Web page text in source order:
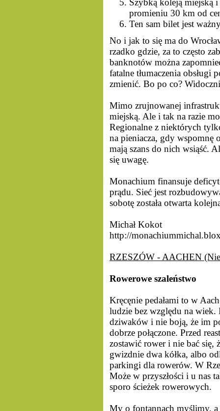
Szybką koleją miejską
promieniu 30 km od
Ten sam bilet jest
No i jak to się ma do
rzadko gdzie, za to często
banknotów można
fatalne tłumaczenia
zmienić. Bo po co?
Mimo zrujnowanej
miejską. Ale i tak na razie
Regionalne z niektórych
na pieniacza, gdy wspomnę
mają szans do nich wsiąść.
się uwagę.
Monachium finansuje
prądu. Sieć jest
sobotę została otwarta
Michał Kokot
http://
RZESZÓW - AACHEN
Rowerowe szaleństwo
Kręcęnie pedałami to w
ludzie bez względu na
dziwaków i nie boją, że im
dobrze połączone. Przed
zostawić rower i nie bać się,
gwizdnie dwa kółka, albo
parkingi dla rowerów. W
Może w przyszłości i u nas
sporo ścieżek rowerowych.
My o fontannach myślimy, a